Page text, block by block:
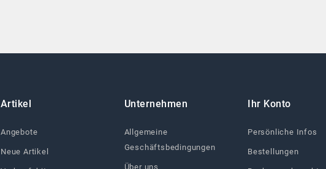
Artikel
Angebote
Neue Artikel
Unternehmen
Allgemeine
Geschäftsbedingungen
Über uns
Ihr Konto
Persönliche Infos
Bestellungen